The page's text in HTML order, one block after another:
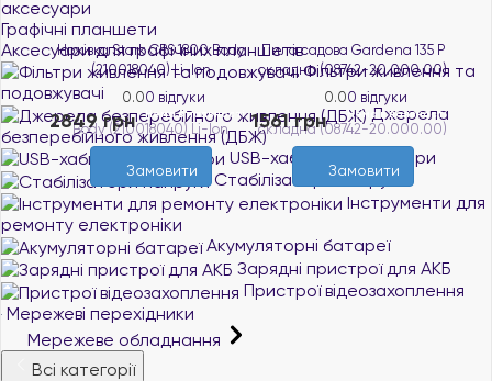
аксесуари
Графічні планшети
Аксесуари для графічних планшетів
Фільтри живлення та
подовжувачі
Джерела
безперебійного живлення (ДБЖ)
USB-хаби та кардрідери
Стабілізатори напруги
Інструменти для
ремонту електроніки
Акумуляторні батареї
Зарядні пристрої для АКБ
Пристрої відеозахоплення
Мережеві перехідники
Мережеве обладнання
Всі категорії
Ножівка Stark CRS 1800 Body
(210018040) Li-Ion
0.00 відгуки
Нема в наявності
2849 грн
Замовити
Пила садова Gardena 135 Р
складна (08742-20.000.00)
0.00 відгуки
Нема в наявності
1561 грн
Замовити